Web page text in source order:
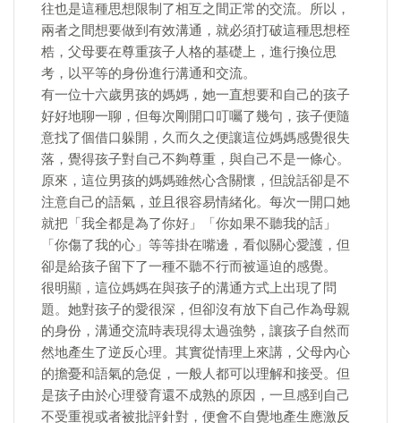
往也是這種思想限制了相互之間正常的交流。所以，
兩者之間想要做到有效溝通，就必須打破這種思想桎
梏，父母要在尊重孩子人格的基礎上，進行換位思
考，以平等的身份進行溝通和交流。
有一位十六歲男孩的媽媽，她一直想要和自己的孩子
好好地聊一聊，但每次剛開口叮囑了幾句，孩子便隨
意找了個借口躲開，久而久之便讓這位媽媽感覺很失
落，覺得孩子對自己不夠尊重，與自己不是一條心。
原來，這位男孩的媽媽雖然心含關懷，但說話卻是不
注意自己的語氣，並且很容易情緒化。每次一開口她
就把「我全都是為了你好」「你如果不聽我的話」
「你傷了我的心」等等掛在嘴邊，看似關心愛護，但
卻是給孩子留下了一種不聽不行而被逼迫的感覺。
很明顯，這位媽媽在與孩子的溝通方式上出現了問
題。她對孩子的愛很深，但卻沒有放下自己作為母親
的身份，溝通交流時表現得太過強勢，讓孩子自然而
然地產生了逆反心理。其實從情理上來講，父母內心
的擔憂和語氣的急促，一般人都可以理解和接受。但
是孩子由於心理發育還不成熟的原因，一旦感到自己
不受重視或者被批評針對，便會不自覺地產生應激反